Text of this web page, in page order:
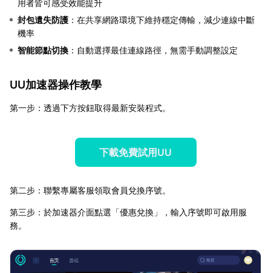
用者皆可感受效能提升
封包遺失防護 ：在共享網路環境下維持穩定傳輸，減少連線中斷
機率
智能節點切換 ：自動選擇最佳連線路徑，無需手動調整設定
UU加速器操作教學
第一步：透過下方按鈕取得最新安裝程式。
下載免費試用UU
第二步：聯繫專屬客服領取會員兌換序號。
第三步：於加速器介面點選「優惠兌換」，輸入序號即可啟用服
務。